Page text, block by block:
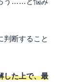
判断すること
した上で、最